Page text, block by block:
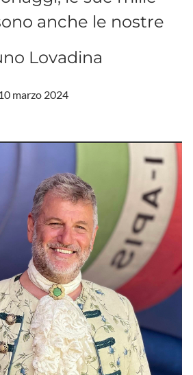
anche le nostre
Lovadina
marzo 2024